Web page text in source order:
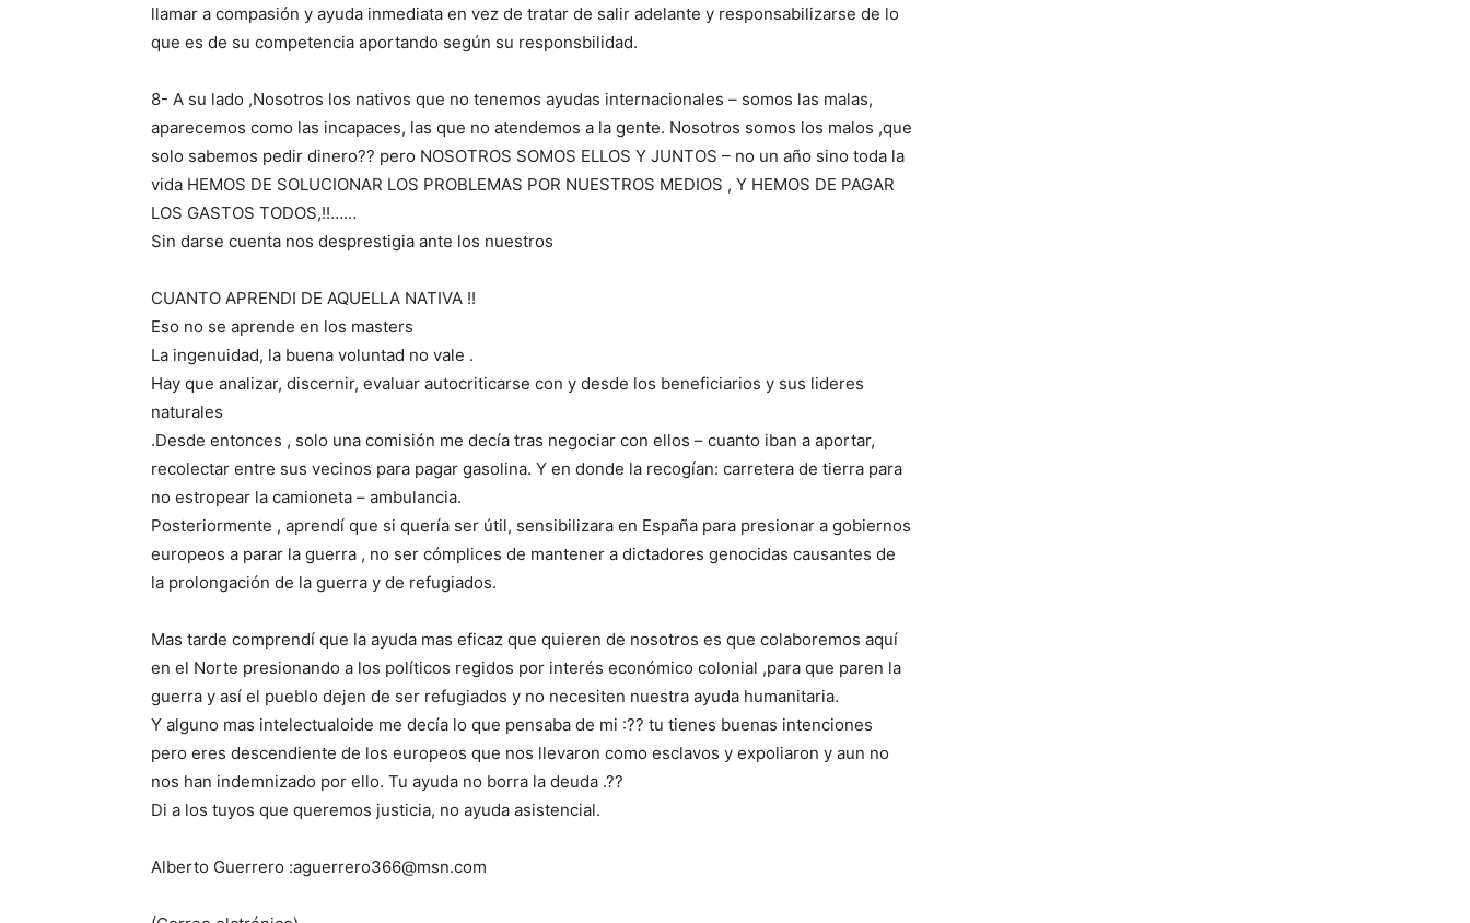
llamar a compasión y ayuda inmediata en vez de tratar de salir adelante y responsabilizarse de lo
que es de su competencia aportando según su responsbilidad.
8- A su lado ,Nosotros los nativos que no tenemos ayudas internacionales – somos las malas,
aparecemos como las incapaces, las que no atendemos a la gente. Nosotros somos los malos ,que
solo sabemos pedir dinero?? pero NOSOTROS SOMOS ELLOS Y JUNTOS – no un año sino toda la
vida HEMOS DE SOLUCIONAR LOS PROBLEMAS POR NUESTROS MEDIOS , Y HEMOS DE PAGAR
LOS GASTOS TODOS,!!……
Sin darse cuenta nos desprestigia ante los nuestros
CUANTO APRENDI DE AQUELLA NATIVA !!
Eso no se aprende en los masters
La ingenuidad, la buena voluntad no vale .
Hay que analizar, discernir, evaluar autocriticarse con y desde los beneficiarios y sus lideres
naturales
.Desde entonces , solo una comisión me decía tras negociar con ellos – cuanto iban a aportar,
recolectar entre sus vecinos para pagar gasolina. Y en donde la recogían: carretera de tierra para
no estropear la camioneta – ambulancia.
Posteriormente , aprendí que si quería ser útil, sensibilizara en España para presionar a gobiernos
europeos a parar la guerra , no ser cómplices de mantener a dictadores genocidas causantes de
la prolongación de la guerra y de refugiados.
Mas tarde comprendí que la ayuda mas eficaz que quieren de nosotros es que colaboremos aquí
en el Norte presionando a los políticos regidos por interés económico colonial ,para que paren la
guerra y así el pueblo dejen de ser refugiados y no necesiten nuestra ayuda humanitaria.
Y alguno mas intelectualoide me decía lo que pensaba de mi :?? tu tienes buenas intenciones
pero eres descendiente de los europeos que nos llevaron como esclavos y expoliaron y aun no
nos han indemnizado por ello. Tu ayuda no borra la deuda .??
Di a los tuyos que queremos justicia, no ayuda asistencial.
Alberto Guerrero :aguerrero366@msn.com